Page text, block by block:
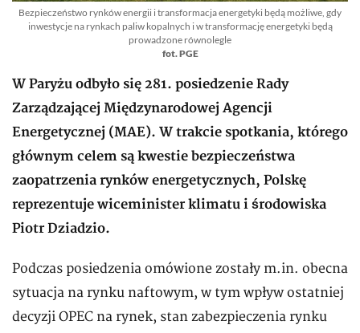
Bezpieczeństwo rynków energii i transformacja energetyki będą możliwe, gdy
inwestycje na rynkach paliw kopalnych i w transformację energetyki będą
prowadzone równolegle
fot. PGE
W Paryżu odbyło się 281. posiedzenie Rady
Zarządzającej Międzynarodowej Agencji
Energetycznej (MAE). W trakcie spotkania, którego
głównym celem są kwestie bezpieczeństwa
zaopatrzenia rynków energetycznych, Polskę
reprezentuje wiceminister klimatu i środowiska
Piotr Dziadzio.
Podczas posiedzenia omówione zostały m.in. obecna
sytuacja na rynku naftowym, w tym wpływ ostatniej
decyzji OPEC na rynek, stan zabezpieczenia rynku